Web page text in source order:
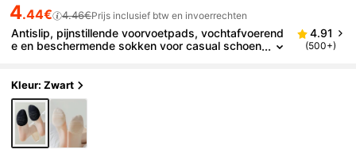
4.44€ 4.46€Prijs inclusief btw en invoerrechten
Antislip, pijnstillende voorvoetpads, vochtafvoerend
e en beschermende sokken voor casual schoen
4.91
(500+)
Kleur: Zwart